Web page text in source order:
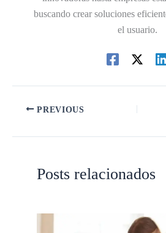
buscando crear soluciones
el usuario.
PREVIOUS
Posts relacionados